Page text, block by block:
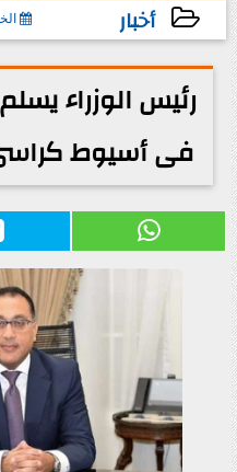
أخبار
2025-04-10 16:56:55
فى أسيوط